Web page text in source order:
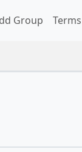
Group Terms